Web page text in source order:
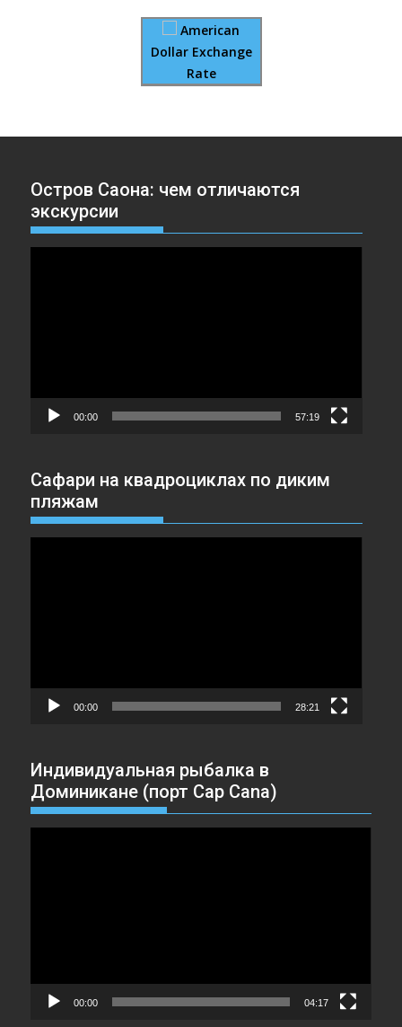
American
Dollar Exchange
Rate
Остров Саона: чем отличаются
экскурсии
00:00 57:19
Сафари на квадроциклах по диким
пляжам
00:00 28:21
Индивидуальная рыбалка в
Доминикане (порт Cap Cana)
00:00 04:17